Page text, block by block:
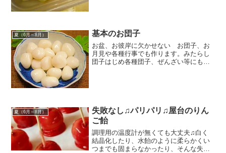
夏（6月～8月） 基本のお団子
お盆、お彼岸に欠かせない お団子、お
月見や各種行事でも作ります。みたらし
団子はじめ各種団子、ぜんざい等にも
夏（6月～8月）
失敗なし♫パリパリ♫屋台のりん
ご飴
調理用の温度計が無くても大丈夫♫白く
結晶化したり、水飴のように柔らかくい
つまでも固まらなかったり、そんな失敗